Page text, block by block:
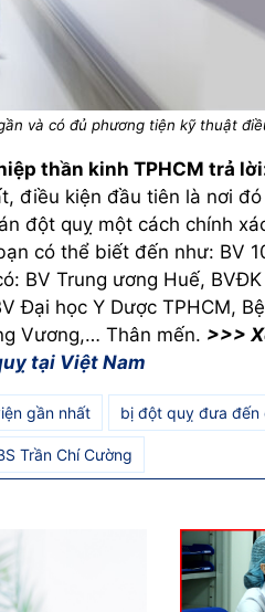
và có đủ phương tiện kỹ thuật
thần kinh TPHCM trả
điều kiện đầu tiên là nơi đó
đột quỵ một cách chính
có thể biết đến như: BV
BV Trung ương Huế,
Đại học Y Dược TPHCM,
Vương,… Thân mến. >>>
tại Việt Nam
gần nhất bị đột quỵ đưa đến
Trần Chí Cường